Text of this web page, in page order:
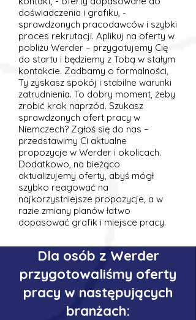
doświadczenia i grafiku, -
sprawdzonych pracodawców i szybki
proces rekrutacji. Aplikuj na oferty w
pobliżu Werder – przygotujemy Cię
do startu i będziemy z Tobą w stałym
kontakcie. Zadbamy o formalności,
Ty zyskasz spokój i stabilne warunki
zatrudnienia. To dobry moment, żeby
zrobić krok naprzód. Szukasz
sprawdzonych ofert pracy w
Niemczech? Zgłoś się do nas –
przedstawimy Ci aktualne
propozycje w Werder i okolicach.
Dodatkowo, na bieżąco
aktualizujemy oferty, abyś mógł
szybko reagować na
najkorzystniejsze propozycje, a w
razie zmiany planów łatwo
dopasować grafik i miejsce pracy.
Dla osób z Werder
przygotowaliśmy oferty
pracy w następujących
branżach: